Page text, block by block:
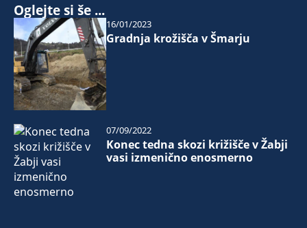
Oglejte si še ...
Gradnja krožišča v Šmarju
16/01/2023
Konec tedna skozi križišče v Žabji
vasi izmenično enosmerno
07/09/2022